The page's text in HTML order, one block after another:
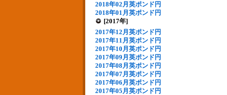
2018年02月英ポンド円
2018年01月英ポンド円
[2017年]
2017年12月英ポンド円
2017年11月英ポンド円
2017年10月英ポンド円
2017年09月英ポンド円
2017年08月英ポンド円
2017年07月英ポンド円
2017年06月英ポンド円
2017年05月英ポンド円